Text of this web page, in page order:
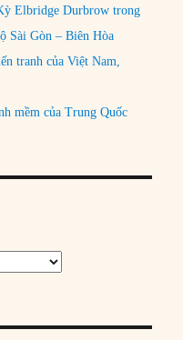
Elbridge Durbrow trong
Sài Gòn – Biên Hòa
tranh của Việt Nam,
mềm của Trung Quốc